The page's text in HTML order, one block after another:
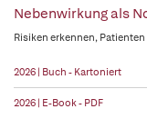
Nebenwirkung als
Risiken erkennen,
2026 | Buch - Kartoniert
2026 | E-Book - PDF